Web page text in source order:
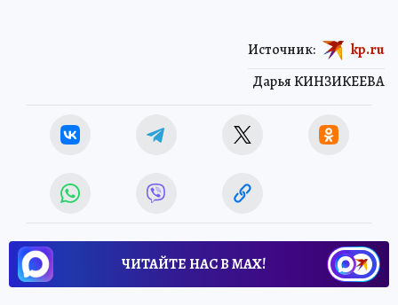
Дарья КИНЗИКЕЕВА
Источник: kp.ru
ЧИТАЙТЕ НАС В МАХ!